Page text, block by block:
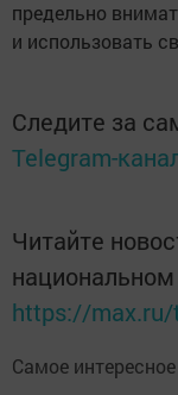
предельно
и использовать
Следите за
Telegram-
Читайте
https://
Самое